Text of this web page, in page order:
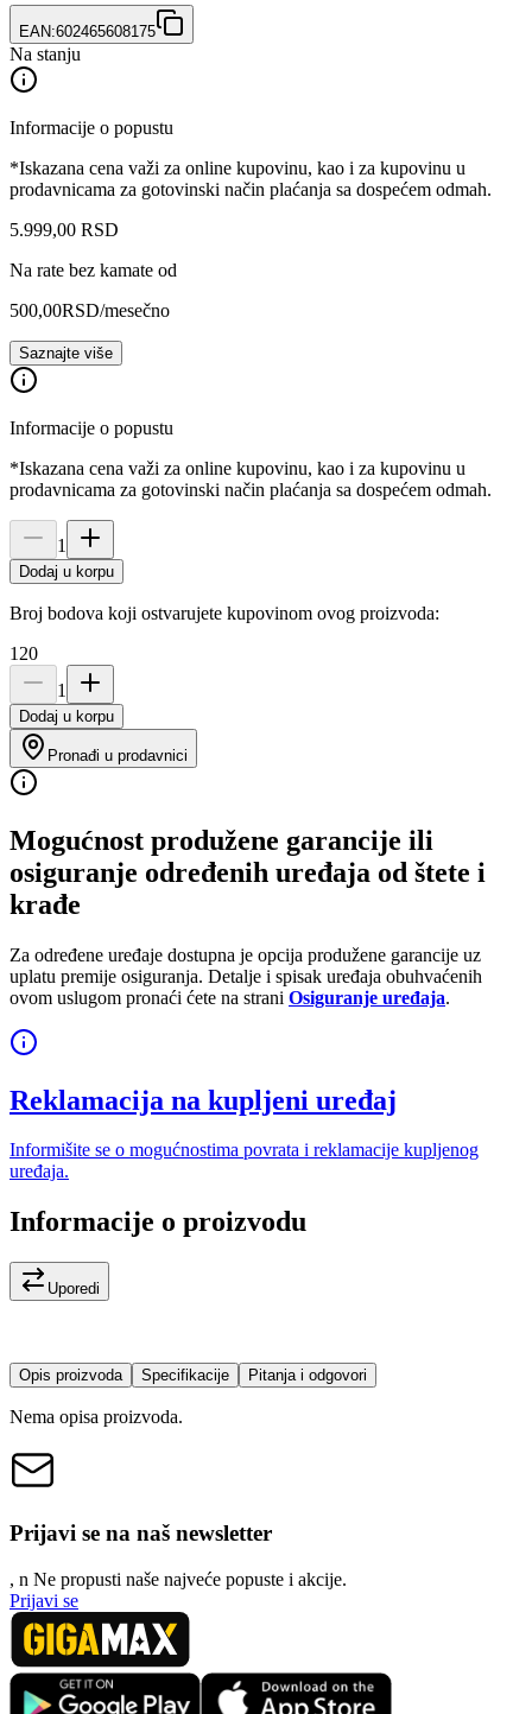
EAN:602465608175
Na stanju
Informacije o popustu
*Iskazana cena važi za online kupovinu, kao i za kupovinu u
prodavnicama za gotovinski način plaćanja sa dospećem odmah.
5.999,00 RSD
Na rate bez kamate od
500,00RSD/mesečno
Saznajte više
Informacije o popustu
*Iskazana cena važi za online kupovinu, kao i za kupovinu u
prodavnicama za gotovinski način plaćanja sa dospećem odmah.
1
Dodaj u korpu
Broj bodova koji ostvarujete kupovinom ovog proizvoda:
120
1
Dodaj u korpu
Pronađi u prodavnici
Mogućnost produžene garancije ili
osiguranje određenih uređaja od štete i
krađe
Za određene uređaje dostupna je opcija produžene garancije uz
uplatu premije osiguranja. Detalje i spisak uređaja obuhvaćenih
ovom uslugom pronaći ćete na strani Osiguranje uređaja.
Reklamacija na kupljeni uređaj
Informišite se o mogućnostima povrata i reklamacije kupljenog
uređaja.
Informacije o proizvodu
Uporedi
Opis proizvoda Specifikacije Pitanja i odgovori
Nema opisa proizvoda.
Prijavi se na naš newsletter
, n Ne propusti naše najveće popuste i akcije.
Prijavi se